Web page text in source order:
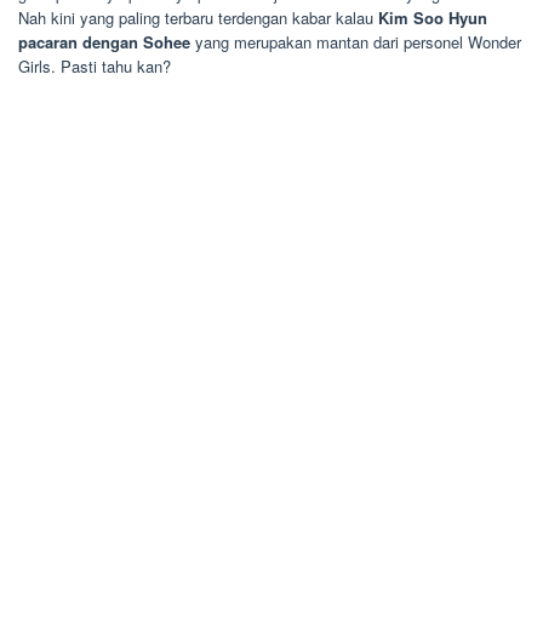
Nah kini yang paling terbaru terdengan kabar kalau Kim Soo Hyun
pacaran dengan Sohee yang merupakan mantan dari personel Wonder
Girls. Pasti tahu kan?